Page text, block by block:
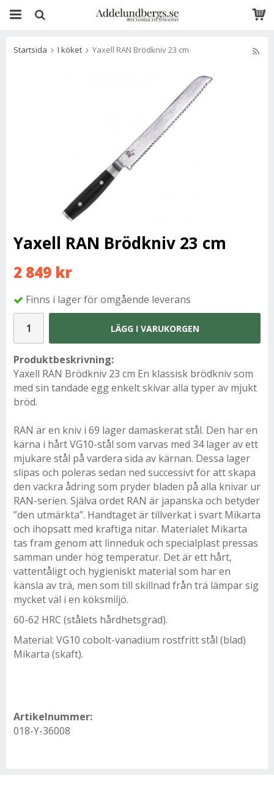
Startsida I köket Yaxell RAN Brödkniv 23 cm
Yaxell RAN Brödkniv 23 cm
2 849 kr
Finns i lager för omgående leverans
LÄGG I VARUKORGEN
Produktbeskrivning:
Yaxell RAN Brödkniv 23 cm En klassisk brödkniv som
med sin tandade egg enkelt skivar alla typer av mjukt
bröd.
RAN är en kniv i 69 lager damaskerat stål. Den har en
kärna i hårt VG10-stål som varvas med 34 lager av ett
mjukare stål på vardera sida av kärnan. Dessa lager
slipas och poleras sedan ned successivt för att skapa
den vackra ådring som pryder bladen på alla knivar ur
RAN-serien. Själva ordet RAN är japanska och betyder
”den utmärkta”. Handtaget är tillverkat i svart Mikarta
och ihopsatt med kraftiga nitar. Materialet Mikarta
tas fram genom att linneduk och specialplast pressas
samman under hög temperatur. Det är ett hårt,
vattentåligt och hygieniskt material som har en
känsla av trä, men som till skillnad från trä lämpar sig
mycket väl i en köksmiljö.
60-62 HRC (stålets hårdhetsgrad).
Material: VG10 cobolt-vanadium rostfritt stål (blad)
Mikarta (skaft).
Artikelnummer:
018-Y-36008